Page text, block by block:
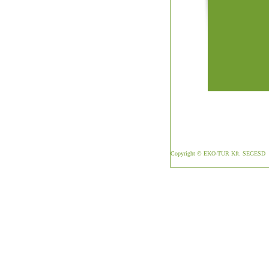
Copyright © EKO-TUR Kft. SEGESD